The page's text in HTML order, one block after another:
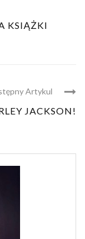
KSIĄŻKI
Artykul
JACKSON!